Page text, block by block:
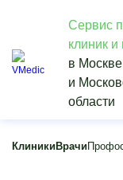
Сервис
клиник и
в Москве
и
области
Клиники Врачи
Vmedic
Медкнижки
Медицинская книжка